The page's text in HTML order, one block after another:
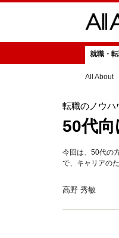
就職・
All About
転職のノウハ
50代
今回は、50代の
で、キャリアの
高野 秀敏